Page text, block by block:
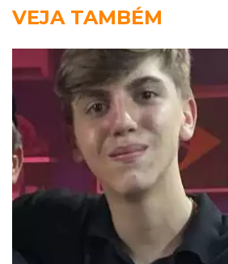
VEJA TAMBÉM